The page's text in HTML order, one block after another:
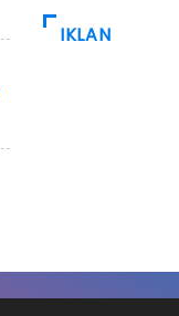
IKLAN